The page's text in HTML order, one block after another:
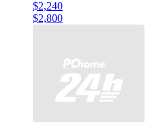
$2,240
$2,800